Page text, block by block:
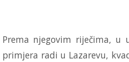
Prema njegovim riječima, u
primjera radi u Lazarevu,